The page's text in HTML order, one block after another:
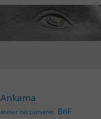
Ankama
Atelier des Lumières BnF